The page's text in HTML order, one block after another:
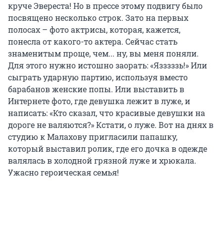
круче Эвереста! Но в прессе этому подвигу было
посвящено несколько строк. Зато на первых
полосах – фото актрисы, которая, кажется,
понесла от какого-то актера. Сейчас стать
знаменитым проще, чем... ну, вы меня поняли.
Для этого нужно истошно заорать: «Язззззь!» Или
сыграть ударную партию, используя вместо
барабанов женские попы. Или выставить в
Интернете фото, где девушка лежит в луже, и
написать: «Кто сказал, что красивые девушки на
дороге не валяются?» Кстати, о луже. Вот на днях в
студию к Малахову пригласили папашку,
который выставил ролик, где его дочка в одежде
валялась в холодной грязной луже и хрюкала.
Ужасно героическая семья!